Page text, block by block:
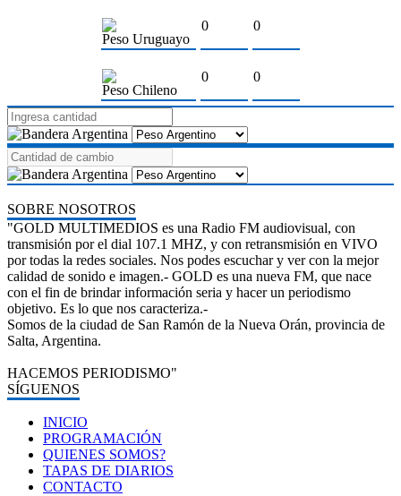
Peso Uruguayo
0 0
Peso Chileno
0 0
SOBRE NOSOTROS
"GOLD MULTIMEDIOS es una Radio FM audiovisual, con
transmisión por el dial 107.1 MHZ, y con retransmisión en VIVO
por todas la redes sociales. Nos podes escuchar y ver con la mejor
calidad de sonido e imagen.- GOLD es una nueva FM, que nace
con el fin de brindar información seria y hacer un periodismo
objetivo. Es lo que nos caracteriza.-
Somos de la ciudad de San Ramón de la Nueva Orán, provincia de
Salta, Argentina.
HACEMOS PERIODISMO"
SÍGUENOS
INICIO
PROGRAMACIÓN
QUIENES SOMOS?
TAPAS DE DIARIOS
CONTACTO